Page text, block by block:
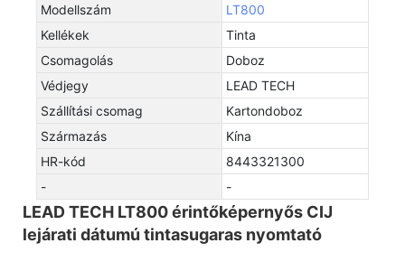
Modellszám
LT800
Kellékek
Tinta
Csomagolás
Doboz
Védjegy
LEAD TECH
Szállítási csomag
Kartondoboz
Származás
Kína
HR-kód
8443321300
-
-
LEAD TECH LT800 érintőképernyős CIJ
lejárati dátumú tintasugaras nyomtató